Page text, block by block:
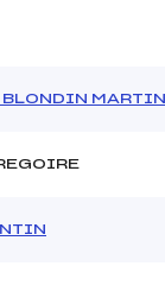
MARTIN